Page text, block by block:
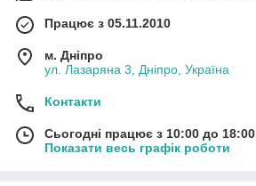
Працює з 05.11.2010
м. Дніпро
ул. Лазаряна 3, Дніпро, Україна
Контакти
Сьогодні працює з 10:00 до 18:00
Показати весь графік роботи